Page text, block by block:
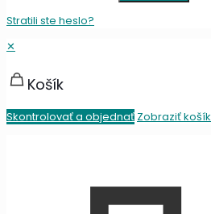
Stratili ste heslo?
✕
Košík
Skontrolovať a objednať Zobraziť košík